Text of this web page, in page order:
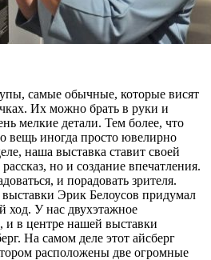
самые обычные, которые висят
Их можно брать в руки и
мелкие детали. Тем более, что
вещь иногда просто ювелирно
наша выставка ставит своей
но и создание впечатления.
и порадовать зрителя.
Эрик Белоусов придумал
У нас двухэтажное
и в центре нашей выставки
На самом деле этот айсберг
расположены две огромные